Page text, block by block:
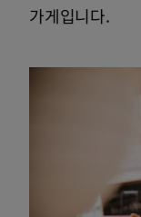
가게입니다.